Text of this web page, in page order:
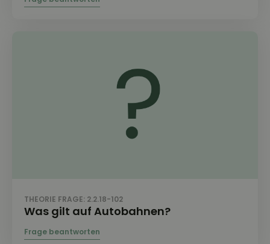
THEORIE FRAGE: 2.2.18-102
Was gilt auf Autobahnen?